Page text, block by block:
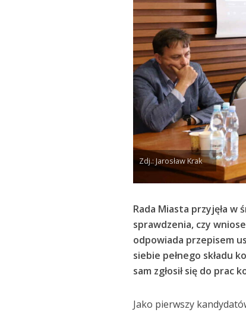
Zdj.: Jarosław Krak
Rada Miasta przyjęła w
sprawdzenia, czy
odpowiada przepisem
siebie pełnego składu
sam zgłosił się do prac
Jako pierwszy